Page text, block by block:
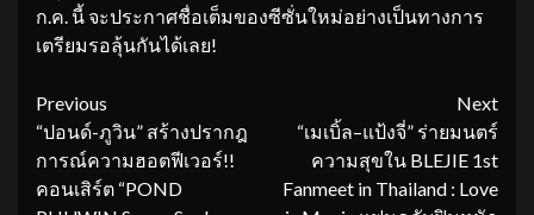
ก.ค. นี้ จะประกาศชื่อเต็มของซีซั่นใหม่อย่างเป็นทางการ
เตรียมรอลุ้นกันได้เลย!
Continue
Reading
Previous
“ปอนด์-ภูวิน” สร้างปรากฎ
การณ์ความฮอตฟีเวอร์!!
คอนเสิร์ต “POND
Next
“เมเบิ้ล–แป้งจี่” ร่ายมนตร์
ความสุขใน BLEJIE 1st
Fanmeet in Thailand : Love